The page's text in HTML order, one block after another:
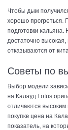
Чтобы дым
хорошо прогреться.
подготовки
достаточно
отказываются от
Советы по
Выбор модели
на Калауд Lotus
отличаются высоким
покупке цена на
показатель, на